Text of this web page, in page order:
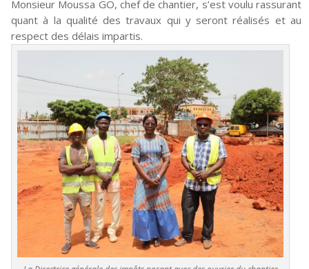
Monsieur Moussa GO, chef de chantier, s’est voulu rassurant
quant à la qualité des travaux qui y seront réalisés et au
respect des délais impartis.